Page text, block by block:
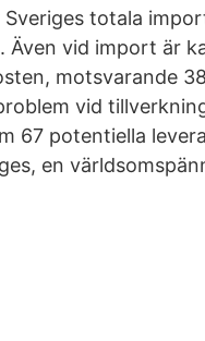
totala
Även vid import är
motsvarande
vid
67 potentiella
en